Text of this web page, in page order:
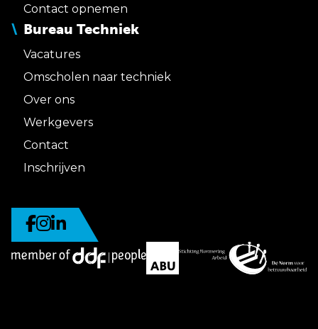
Contact opnemen
Bureau Techniek
Vacatures
Omscholen naar techniek
Over ons
Werkgevers
Contact
Inschrijven